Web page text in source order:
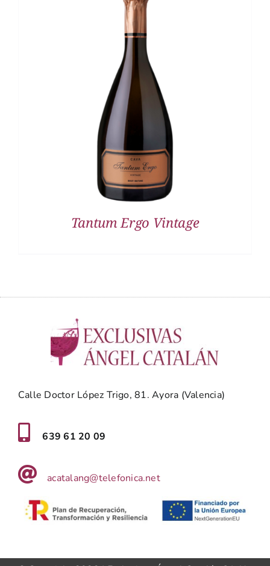
DETALLES
Tantum Ergo Vintage
Calle Doctor López Trigo, 81. Ayora (Valencia)
639 61 20 09
acatalang@telefonica.net